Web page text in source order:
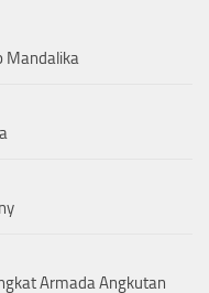
Mandalika
Armada Angkutan